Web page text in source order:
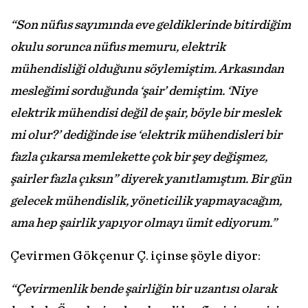
“Son nüfus sayımında eve geldiklerinde bitirdiğim
okulu sorunca nüfus memuru, elektrik
mühendisliği olduğunu söylemiştim. Arkasından
mesleğimi sorduğunda ‘şair’ demiştim. ‘Niye
elektrik mühendisi değil de şair, böyle bir meslek
mi olur?’ dediğinde ise ‘elektrik mühendisleri bir
fazla çıkarsa memlekette çok bir şey değişmez,
şairler fazla çıksın” diyerek yanıtlamıştım. Bir gün
gelecek mühendislik, yöneticilik yapmayacağım,
ama hep şairlik yapıyor olmayı ümit ediyorum.”
Çevirmen Gökçenur Ç. içinse şöyle diyor:
“Çevirmenlik bende şairliğin bir uzantısı olarak